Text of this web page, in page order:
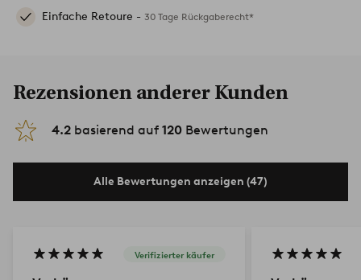
Einfache Retoure - 30 Tage Rückgaberecht*
Rezensionen anderer Kunden
4.2 basierend auf 120 Bewertungen
Alle Bewertungen anzeigen (47)
Verifizierter käufer